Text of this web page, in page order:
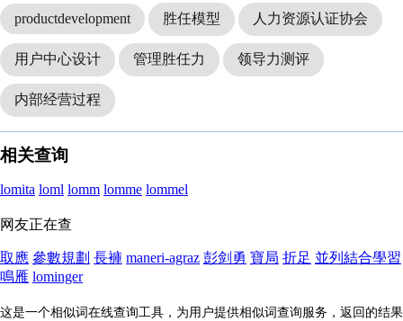
productdevelopment 胜任模型 人力资源认证协会
用户中心设计 管理胜任力 领导力测评
内部经营过程
相关查询
lomita loml lomm lomme lommel
网友正在查
取應 參數規劃 長褲 maneri-agraz 彭剑勇 寶局 折足 並列結合學習
鳴雁 lominger
这是一个相似词在线查询工具，为用户提供相似词查询服务，返回的结果